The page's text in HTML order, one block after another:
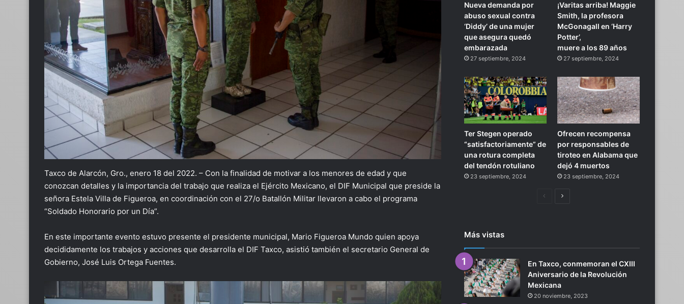
Taxco de Alarcón, Gro., enero 18 del 2022. – Con la finalidad de motivar a los menores de edad y que
conozcan detalles y la importancia del trabajo que realiza el Ejército Mexicano, el DIF Municipal que preside la
señora Estela Villa de Figueroa, en coordinación con el 27/o Batallón Militar llevaron a cabo el programa
“Soldado Honorario por un Día”.
En este importante evento estuvo presente el presidente municipal, Mario Figueroa Mundo quien apoya
decididamente los trabajos y acciones que desarrolla el DIF Taxco, asistió también el secretario General de
Gobierno, José Luis Ortega Fuentes.
Nueva demanda por
abuso sexual contra
‘Diddy’ de una mujer
que asegura quedó
embarazada
27 septiembre, 2024
¡Varitas arriba! Maggie
Smith, la profesora
McGonagall en ‘Harry
Potter’,
muere a los 89 años
27 septiembre, 2024
Ter Stegen operado
“satisfactoriamente” de
una rotura completa
del tendón rotuliano
23 septiembre, 2024
Ofrecen recompensa
por responsables de
tiroteo en Alabama que
dejó 4 muertos
23 septiembre, 2024
PáginaSiguiente
Más vistas
En Taxco, conmemoran el CXIII
Aniversario de la Revolución
Mexicana
20 noviembre, 2023